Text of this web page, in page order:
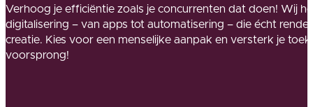
Verhoog je efficiëntie zoals je concurrenten dat doen! Wij
digitalisering – van apps tot automatisering – die écht
creatie. Kies voor een menselijke aanpak en versterk je
voorsprong!